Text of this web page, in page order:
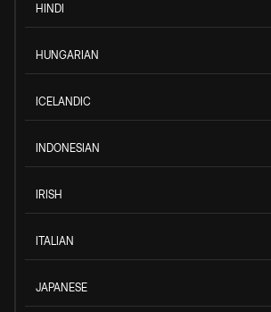
HINDI
HUNGARIAN
ICELANDIC
INDONESIAN
IRISH
ITALIAN
JAPANESE